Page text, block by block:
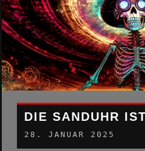
DIE SANDUHR
28. JANUAR 2025